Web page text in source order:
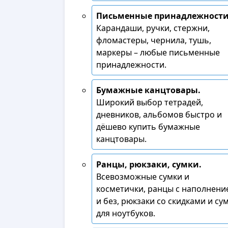
Письменные
Карандаши, ручки, стержни,
фломастеры, чернила, тушь,
маркеры – любые письменные
принадлежности.
Бумажные канцтовары.
Широкий выбор тетрадей,
дневников, альбомов быстро и
дёшево купить бумажные
канцтовары.
Ранцы, рюкзаки, сумки.
Всевозможные сумки и
косметички, ранцы с
и без, рюкзаки со скидками и
для ноутбуков.